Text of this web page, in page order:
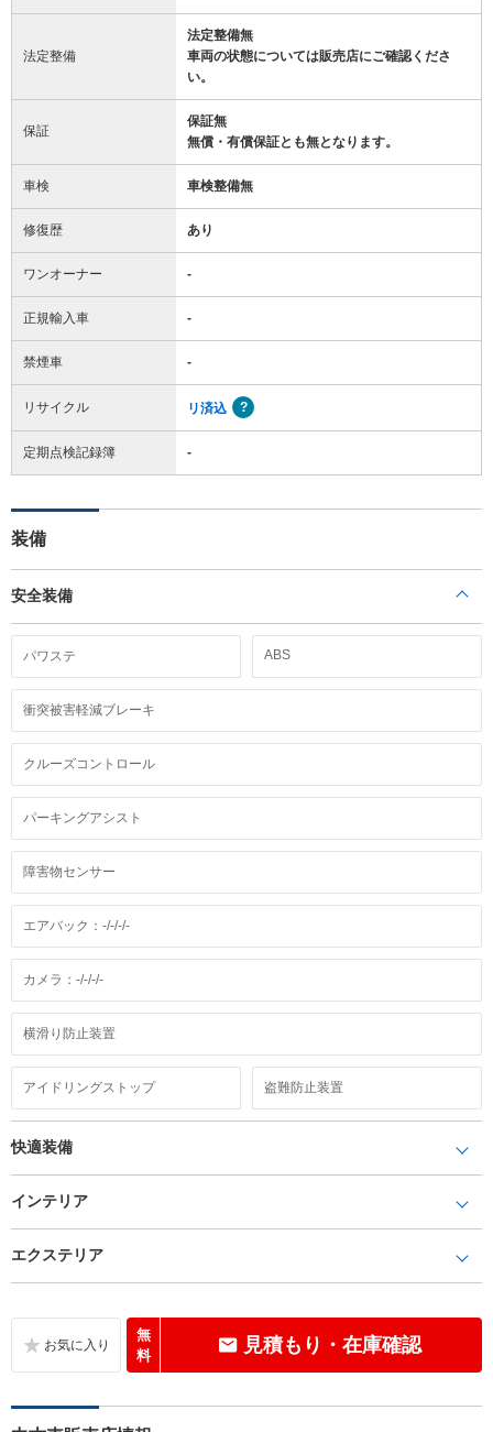
法定整備
法定整備無
車両の状態については販売店にご確認くださ
い。
保証
保証無
無償・有償保証とも無となります。
車検 車検整備無
修復歴 あり
ワンオーナー -
正規輸入車 -
禁煙車 -
リサイクル リ済込
定期点検記録簿 -
装備
安全装備
パワステ ABS
衝突被害軽減ブレーキ
クルーズコントロール
パーキングアシスト
障害物センサー
エアバック：-/-/-/-
カメラ：-/-/-/-
横滑り防止装置
アイドリングストップ 盗難防止装置
快適装備
インテリア
エクステリア
無
料
見積もり・在庫確認